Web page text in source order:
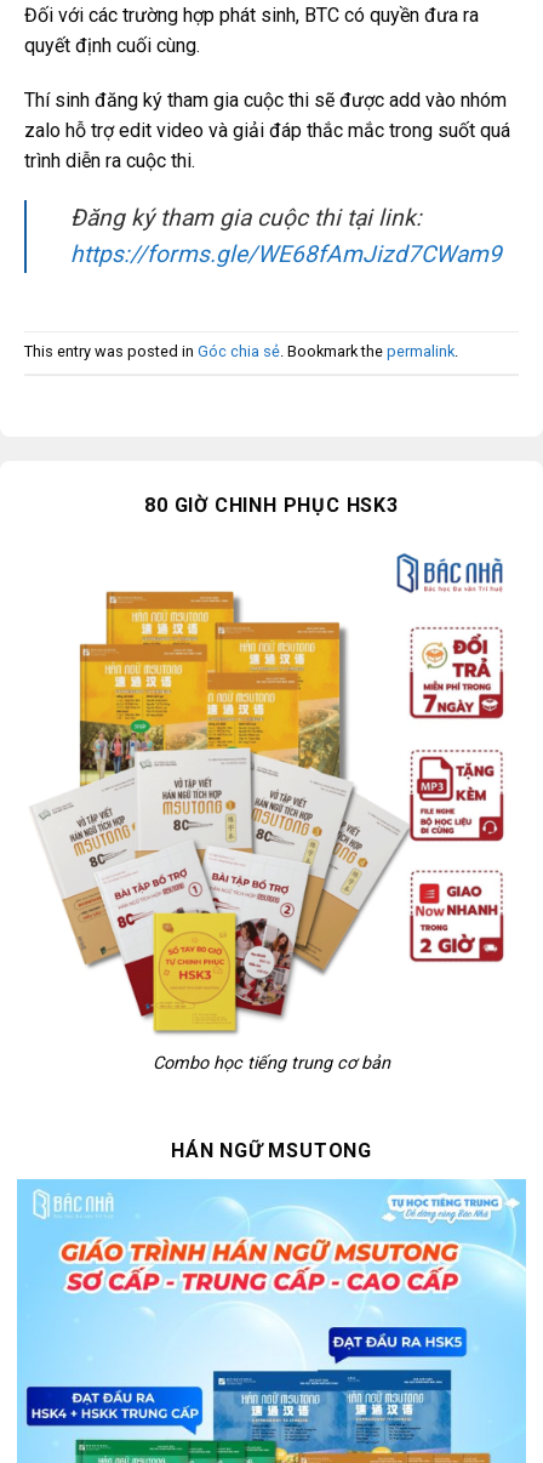
Đối với các trường hợp phát sinh, BTC có quyền đưa ra
quyết định cuối cùng.
Thí sinh đăng ký tham gia cuộc thi sẽ được add vào nhóm
zalo hỗ trợ edit video và giải đáp thắc mắc trong suốt quá
trình diễn ra cuộc thi.
Đăng ký tham gia cuộc thi tại link:
https://forms.gle/WE68fAmJizd7CWam9
This entry was posted in Góc chia sẻ. Bookmark the permalink.
80 GIỜ CHINH PHỤC HSK3
Combo học tiếng trung cơ bản
HÁN NGỮ MSUTONG